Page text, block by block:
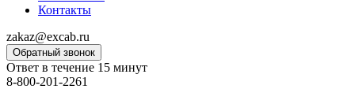
Контакты
zakaz@excab.ru
Обратный звонок
Ответ в течение 15 минут
8-800-201-2261